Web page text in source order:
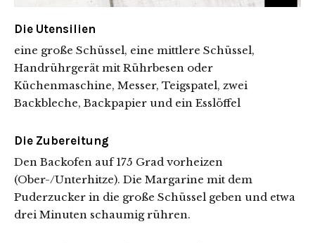
Die Utensilien
eine große Schüssel, eine mittlere Schüssel,
Handrührgerät mit Rührbesen oder
Küchenmaschine, Messer, Teigspatel, zwei
Backbleche, Backpapier und ein Esslöffel
Die Zubereitung
Den Backofen auf 175 Grad vorheizen
(Ober-/Unterhitze). Die Margarine mit dem
Puderzucker in die große Schüssel geben und etwa
drei Minuten schaumig rühren.